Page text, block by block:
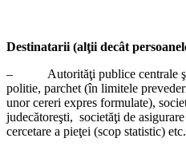
Destinatarii (alţii decât
– Autorităţi publice centrale şi
politie, parchet (în limitele
unor cereri expres formulate),
judecătoreşti, societăţi de
cercetare a pieţei (scop statistic) etc.